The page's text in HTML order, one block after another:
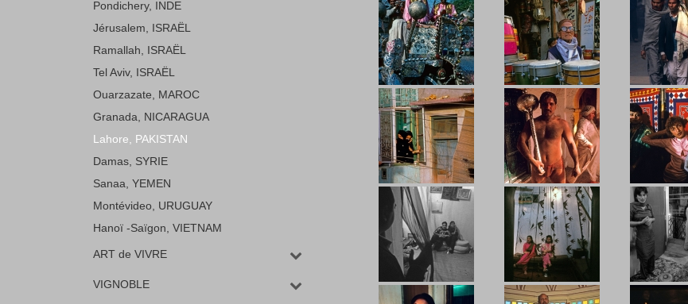
Pondichery, INDE
Jérusalem, ISRAËL
Ramallah, ISRAËL
Tel Aviv, ISRAËL
Ouarzazate, MAROC
Granada, NICARAGUA
Lahore, PAKISTAN
Damas, SYRIE
Sanaa, YEMEN
Montévideo, URUGUAY
Hanoï -Saïgon, VIETNAM
ART de VIVRE
VIGNOBLE